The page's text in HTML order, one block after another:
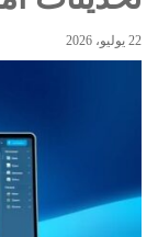
22 يوليو، 2026